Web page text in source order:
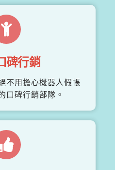
碑行銷
不用擔心機器人假帳
口碑行銷部隊。